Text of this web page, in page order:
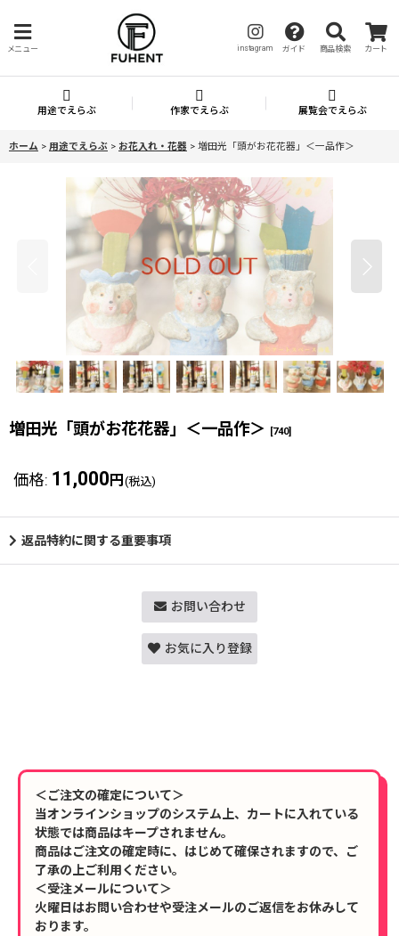
メニュー instagram ガイド 商品検索 カート
用途でえらぶ 作家でえらぶ 展覧会でえらぶ
ホーム > 用途でえらぶ > お花入れ・花器 > 増田光「頭がお花花器」＜一品作＞
増田光「頭がお花花器」＜一品作＞ [740]
価格: 11,000 円 (税込)
返品特約に関する重要事項
お問い合わせ
お気に入り登録
＜ご注文の確定について＞
当オンラインショップのシステム上、カートに入れている
状態では商品はキープされません。
商品はご注文の確定時に、はじめて確保されますので、ご
了承の上ご利用ください。
＜受注メールについて＞
火曜日はお問い合わせや受注メールのご返信をお休みして
おります。